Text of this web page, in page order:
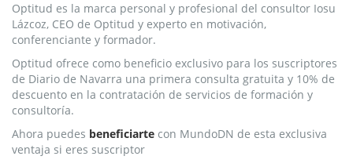
Optitud es la marca personal y profesional del consultor Iosu
Lázcoz, CEO de Optitud y experto en motivación,
conferenciante y formador.
Optitud ofrece como beneficio exclusivo para los suscriptores
de Diario de Navarra una primera consulta gratuita y 10% de
descuento en la contratación de servicios de formación y
consultoría.
Ahora puedes beneficiarte con MundoDN de esta exclusiva
ventaja si eres suscriptor
de
la
galería
de
imágenes